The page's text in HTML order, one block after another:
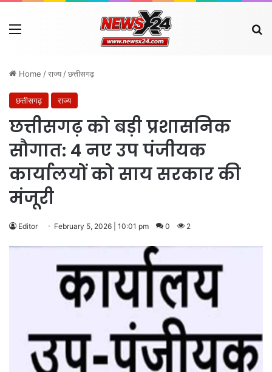
Menu
Home /राज्य /छत्तीसगढ़
छत्तीसगढ़ राज्य
छत्तीसगढ़ को बड़ी प्रशासनिक
सौगात: 4 नए उप पंजीयक
कार्यालयों को साय सरकार की
मंजूरी
Editor February 5, 2026 | 10:01 pm 0 2